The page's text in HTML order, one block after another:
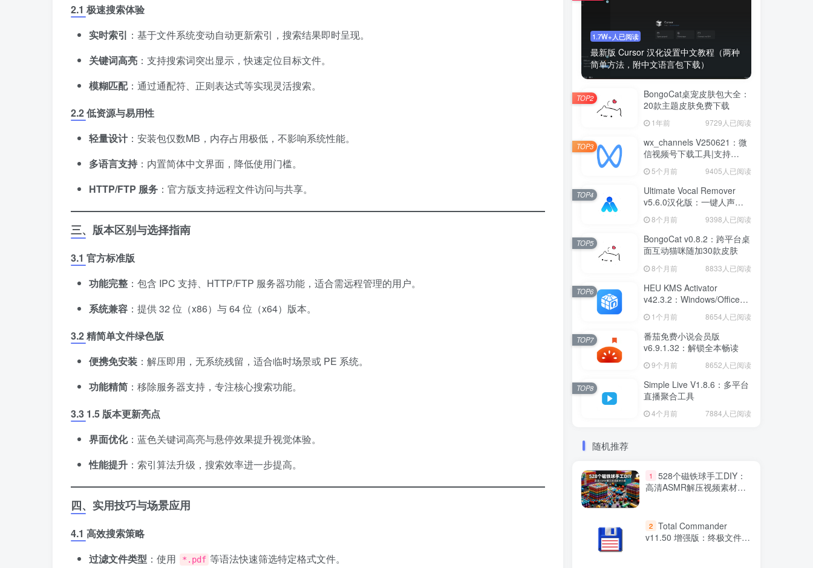
​2.1 极速搜索体验​
​实时索引​ ​：基于文件系统变动自动更新索引，搜索结果即时呈现。
​关键词高亮​ ​：支持搜索词突出显示，快速定位目标文件。
​模糊匹配​​：通过通配符、正则表达式等实现灵活搜索。
​2.2 低资源与易用性​
​轻量设计​​：安装包仅数MB，内存占用极低，不影响系统性能。
​多语言支持​ ​：内置简体中文界面，降低使用门槛。
​HTTP/FTP 服务​ ​：官方版支持远程文件访问与共享。
​三、版本区别与选择指南​
​3.1 官方标准版​
​功能完整​ ​：包含 IPC 支持、HTTP/FTP 服务器功能，适合需远程管理的用户。
​系统兼容​ ​：提供 32 位（x86）与 64 位（x64）版本。
​3.2 精简单文件绿色版​
​便携免安装​ ​：解压即用，无系统残留，适合临时场景或 PE 系统。
​功能精简​ ​：移除服务器支持，专注核心搜索功能。
​3.3 1.5 版本更新亮点​
​界面优化​​：蓝色关键词高亮与悬停效果提升视觉体验。
​性能提升​ ​：索引算法升级，搜索效率进一步提高。
​四、实用技巧与场景应用​
​4.1 高效搜索策略​
​过滤文件类型​ ​：使用 *.pdf 等语法快速筛选特定格式文件。
1.7W+人已阅读
最新版 Cursor 汉化设置中文教程（两种
简单方法，附中文语言包下载）
BongoCat桌宠皮肤包大全：
20款主题皮肤免费下载
1年前 9729人已阅读
TOP2
wx_channels V250621：微
信视频号下载工具|支持
Win/macOS
5个月前 9405人已阅读
TOP3
Ultimate Vocal Remover
v5.6.0汉化版：一键人声分
离工具
8个月前 9398人已阅读
TOP4
BongoCat v0.8.2：跨平台桌
面互动猫咪随加30款皮肤
8个月前 8833人已阅读
TOP5
HEU KMS Activator
v42.3.2：Windows/Office智
1个月前 8654人已阅读
TOP6
番茄免费小说会员版
v6.9.1.32：解锁全本畅读
9个月前 8652人已阅读
TOP7
Simple Live V1.8.6：多平台
直播聚合工具
4个月前 7884人已阅读
TOP8
随机推荐
1
528个磁铁球手工DIY：
高清ASMR解压视频素材合
2 Total Commander
v11.50 增强版：终极文件管